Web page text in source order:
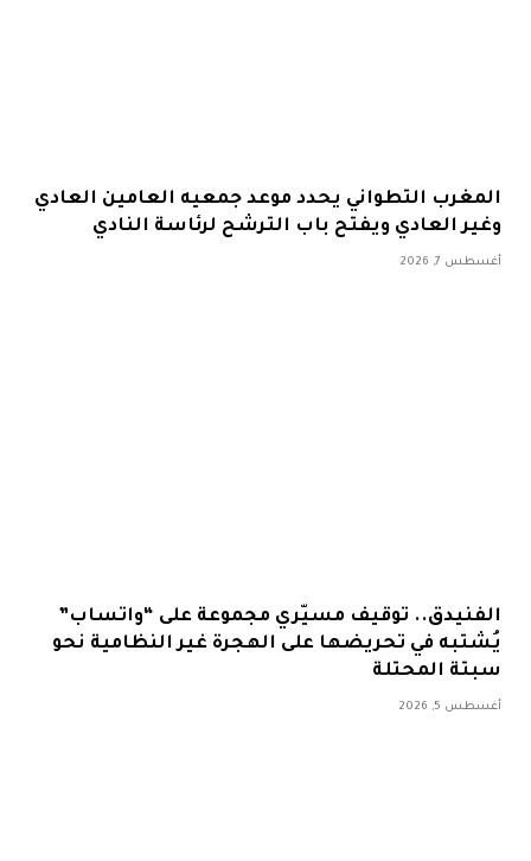
المغرب التطواني يحدد موعد جمعيه العامين العادي
وغير العادي ويفتح باب الترشح لرئاسة النادي
أغسطس 7, 2026
الفنيدق.. توقيف مسيّري مجموعة على “واتساب”
يُشتبه في تحريضها على الهجرة غير النظامية نحو
سبتة المحتلة
أغسطس 5, 2026